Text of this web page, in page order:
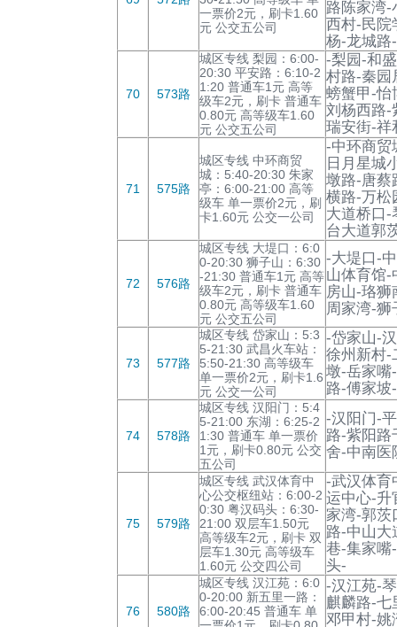
一票价2元，刷卡1.60
元 公交五公司
路陈家湾-
西村-民院
杨-龙城路
70 573路
城区专线 梨园：6:00-
20:30 平安路：6:10-2
1:20 普通车1元 高等
级车2元，刷卡 普通车
0.80元 高等级车1.60
元 公交五公司
-梨园-和
村路-秦园
螃蟹甲-怡
刘杨西路-
瑞安街-祥
71 575路
城区专线 中环商贸
城：5:40-20:30 朱家
亭：6:00-21:00 高等
级车 单一票价2元，刷
卡1.60元 公交一公司
-中环商贸
日月星城
墩路-唐蔡
横路-万松
大道桥口-
台大道郭
72 576路
城区专线 大堤口：6:0
0-20:30 狮子山：6:30
-21:30 普通车1元 高等
级车2元，刷卡 普通车
0.80元 高等级车1.60
元 公交五公司
-大堤口-
山体育馆-
房山-珞
周家湾-狮
73 577路
城区专线 岱家山：5:3
5-21:30 武昌火车站：
5:50-21:30 高等级车
单一票价2元，刷卡1.6
元 公交一公司
-岱家山-
徐州新村-
墩-岳家嘴
路-傅家坡
74 578路
城区专线 汉阳门：5:4
5-21:00 东湖：6:25-2
1:30 普通车 单一票价
1元，刷卡0.80元 公交
五公司
-汉阳门-
路-紫阳路
舍-中南医
75 579路
城区专线 武汉体育中
心公交枢纽站：6:00-2
0:30 粤汉码头：6:30-
21:00 双层车1.50元
高等级车2元，刷卡 双
层车1.30元 高等级车
1.60元 公交四公司
-武汉体育
运中心-升
家湾-郭茨
路-中山大
巷-集家嘴
头-
76 580路
城区专线 汉江苑：6:0
0-20:00 新五里一路：
6:00-20:45 普通车 单
-汉江苑-
麒麟路-七
邓甲村-姚